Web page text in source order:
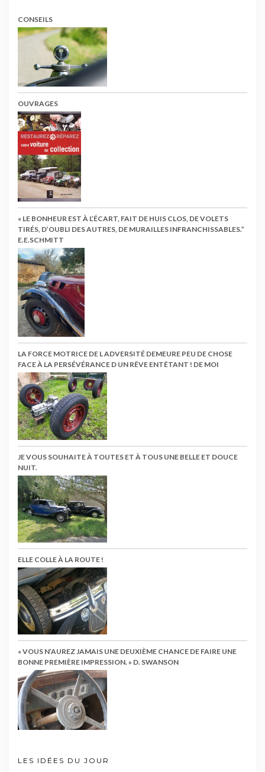
CONSEILS
OUVRAGES
« LE BONHEUR EST À L’ÉCART, FAIT DE HUIS CLOS, DE VOLETS
TIRÉS, D’OUBLI DES AUTRES, DE MURAILLES INFRANCHISSABLES.”
E.E.SCHMITT
LA FORCE MOTRICE DE L ADVERSITÉ DEMEURE PEU DE CHOSE
FACE À LA PERSÉVÉRANCE D UN RÊVE ENTÊTANT ! DE MOI
JE VOUS SOUHAITE À TOUTES ET À TOUS UNE BELLE ET DOUCE
NUIT.
ELLE COLLE À LA ROUTE !
« VOUS N’AUREZ JAMAIS UNE DEUXIÈME CHANCE DE FAIRE UNE
BONNE PREMIÈRE IMPRESSION. » D. SWANSON
LES IDÉES DU JOUR